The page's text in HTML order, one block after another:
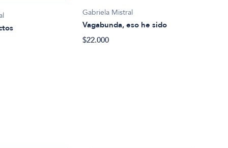
Gabriela Mistral
Vagabunda, eso he sido
$22.000